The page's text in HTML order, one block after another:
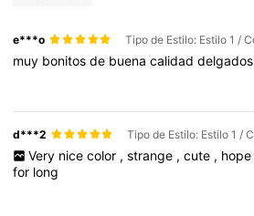
e***o
muy bonitosde buenacalidaddelgados
d***2
Very nice color , strange , cute , hope
for long